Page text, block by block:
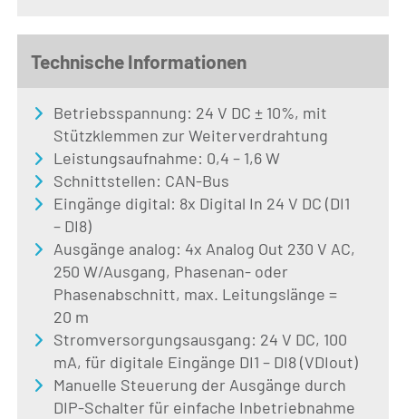
Technische Informationen
Betriebsspannung: 24 V DC ± 10%, mit
Stützklemmen zur Weiterverdrahtung
Leistungsaufnahme: 0,4 – 1,6 W
Schnittstellen: CAN-Bus
Eingänge digital: 8x Digital In 24 V DC (DI1
– DI8)
Ausgänge analog: 4x Analog Out 230 V AC,
250 W/Ausgang, Phasenan- oder
Phasenabschnitt, max. Leitungslänge =
20 m
Stromversorgungsausgang: 24 V DC, 100
mA, für digitale Eingänge DI1 – DI8 (VDIout)
Manuelle Steuerung der Ausgänge durch
DIP-Schalter für einfache Inbetriebnahme